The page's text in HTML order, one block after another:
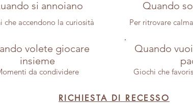
si annoiano
che accendono la curiosità
volete giocare
insieme
da condividere
Quando
Per ritrovare
Quando
Giochi che
RICHIESTA DI RECESSO